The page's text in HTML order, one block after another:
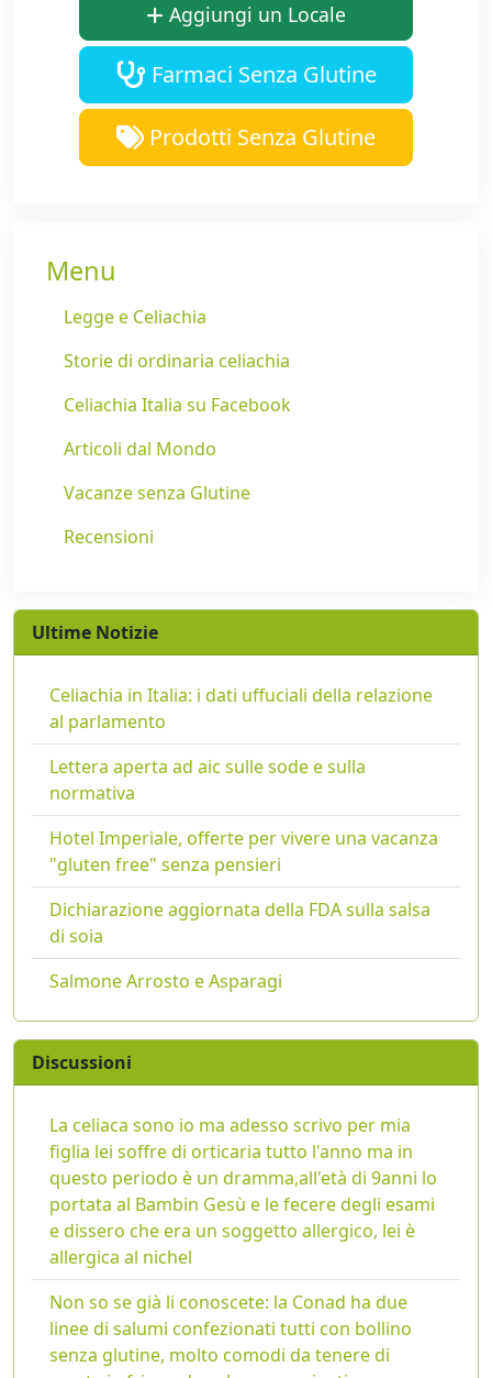
Aggiungi un Locale
Farmaci Senza Glutine
Prodotti Senza Glutine
Menu
Legge e Celiachia
Storie di ordinaria celiachia
Celiachia Italia su Facebook
Articoli dal Mondo
Vacanze senza Glutine
Recensioni
Ultime Notizie
Celiachia in Italia: i dati uffuciali della relazione
al parlamento
Lettera aperta ad aic sulle sode e sulla
normativa
Hotel Imperiale, offerte per vivere una vacanza
"gluten free" senza pensieri
Dichiarazione aggiornata della FDA sulla salsa
di soia
Salmone Arrosto e Asparagi
Discussioni
La celiaca sono io ma adesso scrivo per mia
figlia lei soffre di orticaria tutto l'anno ma in
questo periodo è un dramma,all'età di 9anni lo
portata al Bambin Gesù e le fecere degli esami
e dissero che era un soggetto allergico, lei è
allergica al nichel
Non so se già li conoscete: la Conad ha due
linee di salumi confezionati tutti con bollino
senza glutine, molto comodi da tenere di